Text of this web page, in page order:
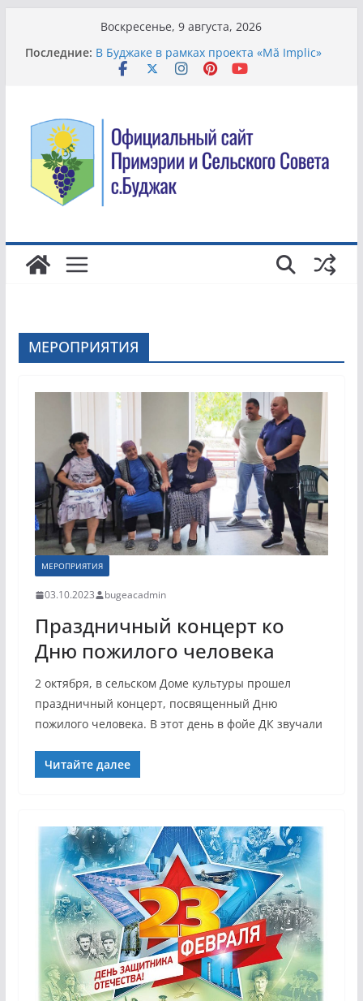
содержимому
Воскресенье, 9 августа, 2026
Последние: В Буджаке в рамках проекта «Mă Implic»
модернизируют систему управления
людьми.
Жители села Буджак вышли на
общеобластной субботник по
благоустройству территории
В Молдове хотят упростить смену банка и
сделать комиссии более понятными для
саду
МЕРОПРИЯТИЯ
МЕРОПРИЯТИЯ
03.10.2023 bugeacadmin
Праздничный концерт ко
Дню пожилого человека
2 октября, в сельском Доме культуры прошел
праздничный концерт, посвященный Дню
пожилого человека. В этот день в фойе ДК звучали
Читайте далее